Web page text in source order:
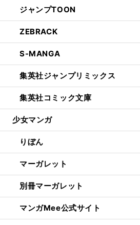
ジャンプTOON
ZEBRACK
S-MANGA
集英社ジャンプリミックス
集英社コミック文庫
少女マンガ
りぼん
マーガレット
別冊マーガレット
マンガMee公式サイト